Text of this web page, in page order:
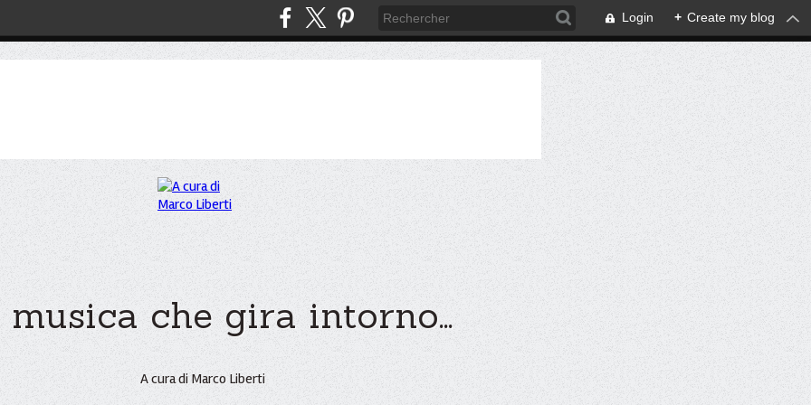
Login + Create my blog
che gira intorno...
A cura di Marco Liberti